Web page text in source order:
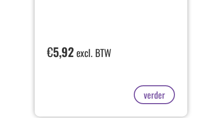
€5,92excl. BTW
verder